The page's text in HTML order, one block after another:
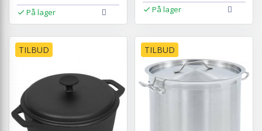
På lager På lager
TILBUD TILBUD